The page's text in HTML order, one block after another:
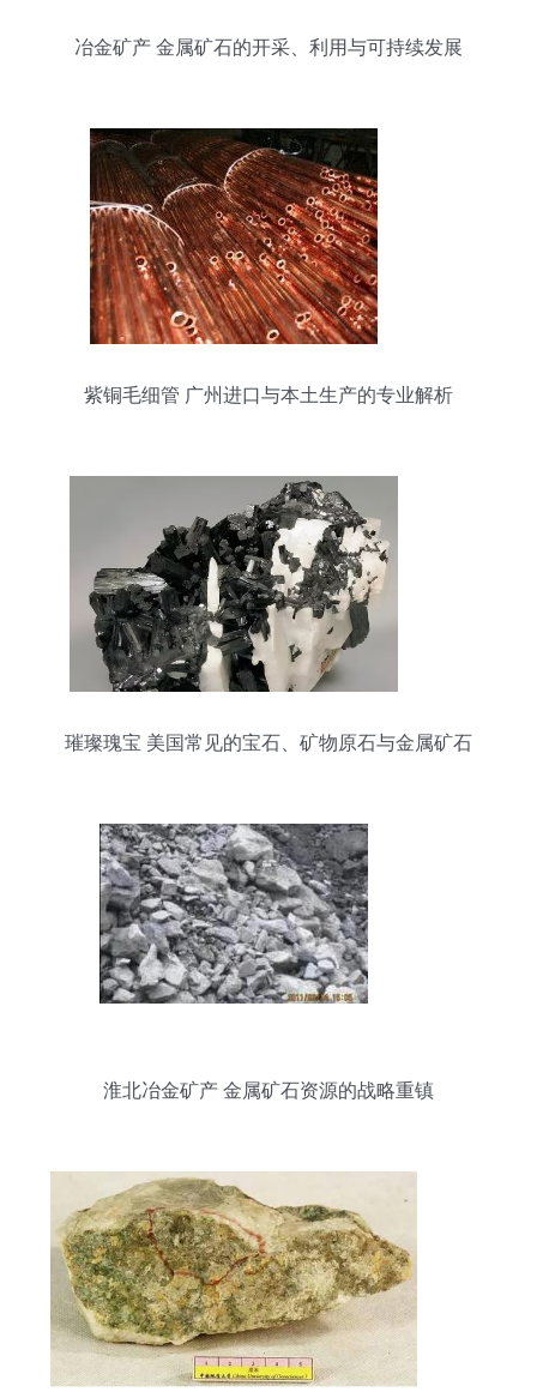
冶金矿产 金属矿石的开采、利用与可持续发展
紫铜毛细管 广州进口与本土生产的专业解析
璀璨瑰宝 美国常见的宝石、矿物原石与金属矿石
淮北冶金矿产 金属矿石资源的战略重镇